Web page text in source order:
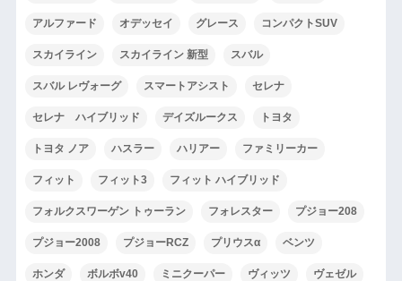
アルファード オデッセイ グレース コンパクトSUV
スカイライン スカイライン 新型 スバル
スバル レヴォーグ スマートアシスト セレナ
セレナ ハイブリッド デイズルークス トヨタ
トヨタ ノア ハスラー ハリアー ファミリーカー
フィット フィット3 フィット ハイブリッド
フォルクスワーゲン トゥーラン フォレスター プジョー208
プジョー2008 プジョーRCZ プリウスα ベンツ
ホンダ ボルボv40 ミニクーパー ヴィッツ ヴェゼル